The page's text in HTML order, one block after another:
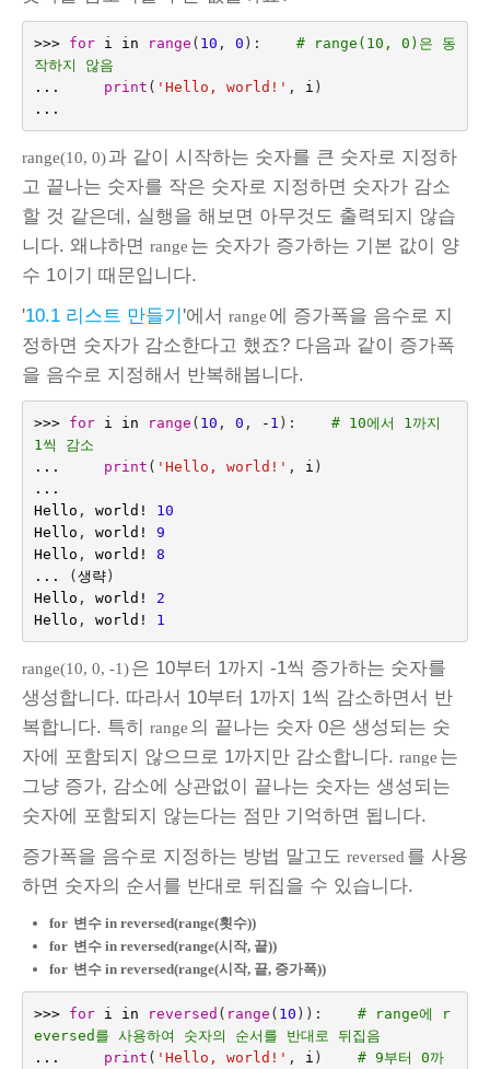
>>> for i in range ( 10 , 0 ):
# range(10, 0)은 동
작하지 않음
...
print ( 'Hello, world!' , i )
...
range(10, 0)과 같이 시작하는 숫자를 큰 숫자로 지정하
고 끝나는 숫자를 작은 숫자로 지정하면 숫자가 감소
할 것 같은데, 실행을 해보면 아무것도 출력되지 않습
니다. 왜냐하면 range 는 숫자가 증가하는 기본 값이 양
수 1이기 때문입니다.
'10.1 리스트 만들기 '에서 range 에 증가폭을 음수로 지
정하면 숫자가 감소한다고 했죠? 다음과 같이 증가폭
을 음수로 지정해서 반복해봅니다.
>>> for i in range ( 10 , 0 , - 1 ):
# 10에서 1까지
1씩 감소
...
print ( 'Hello, world!' , i )
...
Hello , world !
10
Hello , world !
9
Hello , world !
8
...
(생략)
Hello , world !
2
Hello , world ! 1
range(10, 0, -1)은 10부터 1까지 -1씩 증가하는 숫자를
생성합니다. 따라서 10부터 1까지 1씩 감소하면서 반
복합니다. 특히 range 의 끝나는 숫자 0은 생성되는 숫
자에 포함되지 않으므로 1까지만 감소합니다. range 는
그냥 증가, 감소에 상관없이 끝나는 숫자는 생성되는
숫자에 포함되지 않는다는 점만 기억하면 됩니다.
증가폭을 음수로 지정하는 방법 말고도 reversed 를 사용
하면 숫자의 순서를 반대로 뒤집을 수 있습니다.
for 변수 in reversed(range(횟수))
for 변수 in reversed(range(시작, 끝))
for 변수 in reversed(range(시작, 끝, 증가폭))
>>> for i in reversed ( range ( 10 )):
# range에 r
eversed를 사용하여 숫자의 순서를 반대로 뒤집음
...
print ( 'Hello, world!' , i )
# 9부터 0까